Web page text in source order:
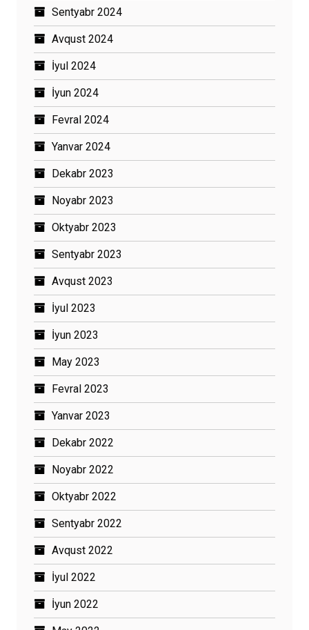
Sentyabr 2024
Avqust 2024
İyul 2024
İyun 2024
Fevral 2024
Yanvar 2024
Dekabr 2023
Noyabr 2023
Oktyabr 2023
Sentyabr 2023
Avqust 2023
İyul 2023
İyun 2023
May 2023
Fevral 2023
Yanvar 2023
Dekabr 2022
Noyabr 2022
Oktyabr 2022
Sentyabr 2022
Avqust 2022
İyul 2022
İyun 2022